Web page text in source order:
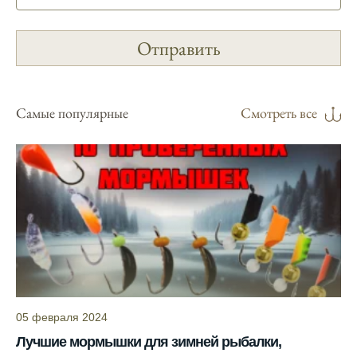
отправиться на рыбалку.
выбирать лучшие дни для рыбалки в
Москве и области.
С приложением можно получить прогноз
клева на ближайшие сутки.
Узнайте, какие факторы влияют на
активность рыбы и как их учитывать в
прогнозе клева.
Прогноз клева учитывает изменения
температуры воды, что делает его более
Самые популярные Смотреть все
05 февраля 2024
Лучшие мормышки для зимней рыбалки,